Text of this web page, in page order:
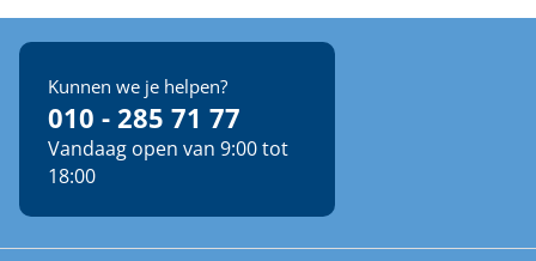
Kunnen we je helpen?
010 - 285 71 77
Vandaag open van 9:00 tot
18:00